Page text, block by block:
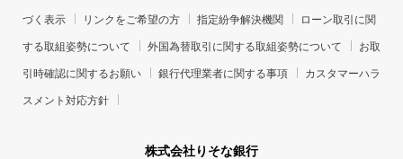
づく表示 リンクをご希望の方 指定紛争解決機関 ローン取引に関
する取組姿勢について 外国為替取引に関する取組姿勢について お取
引時確認に関するお願い 銀行代理業者に関する事項 カスタマーハラ
スメント対応方針
株式会社りそな銀行